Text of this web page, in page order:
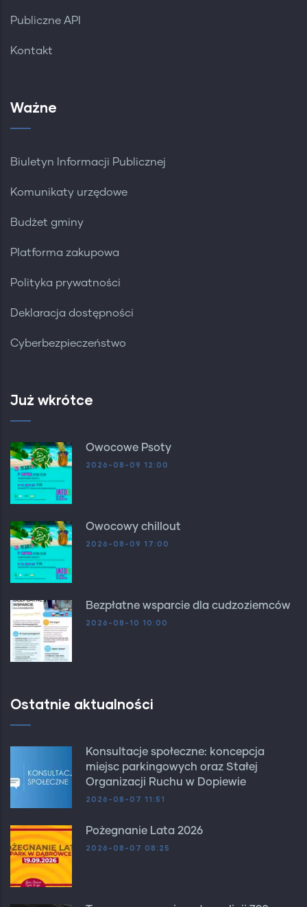
Publiczne API
Kontakt
Ważne
Biuletyn Informacji Publicznej
Komunikaty urzędowe
Budżet gminy
Platforma zakupowa
Polityka prywatności
Deklaracja dostępności
Cyberbezpieczeństwo
Już wkrótce
Owocowe Psoty
2026-08-09 12:00
Owocowy chillout
2026-08-09 17:00
Bezpłatne wsparcie dla cudzoziemców
2026-08-10 10:00
Ostatnie aktualności
Konsultacje społeczne: koncepcja
miejsc parkingowych oraz Stałej
Organizacji Ruchu w Dopiewie
2026-08-07 11:51
Pożegnanie Lata 2026
2026-08-07 08:25